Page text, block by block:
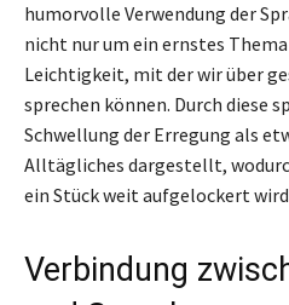
humorvolle Verwendung der
nicht nur um ein ernstes
Leichtigkeit, mit der wir über
sprechen können. Durch diese
Schwellung der Erregung als
Alltägliches dargestellt,
ein Stück weit aufgelockert
Verbindung